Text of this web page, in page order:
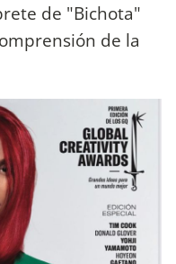
de "Bichota"
de la